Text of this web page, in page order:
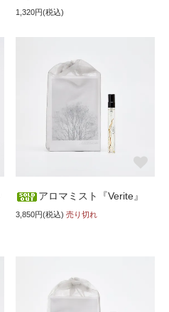
1,320円(税込)
アロマミスト『Verite』
3,850円(税込) 売り切れ